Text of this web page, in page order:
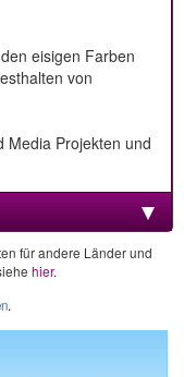
eisigen Farben
von
Media Projekten und
für andere Länder und
hier.
.